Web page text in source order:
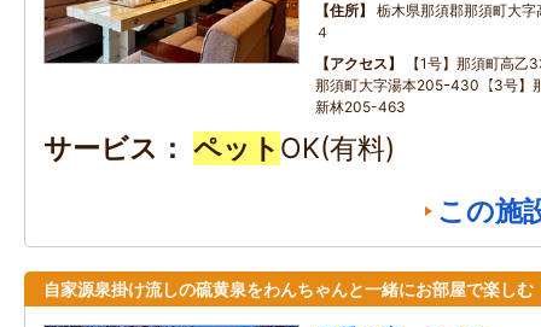
住所
栃木県那須郡那須町大
４
アクセス
【1号】那須町高
那須町大字湯本205ｰ430【3号】
新林205-463
サービス ペット OK(有料)
この施
自家源泉掛け流しの硫黄泉をわんちゃんと一緒にお部屋で楽しむ